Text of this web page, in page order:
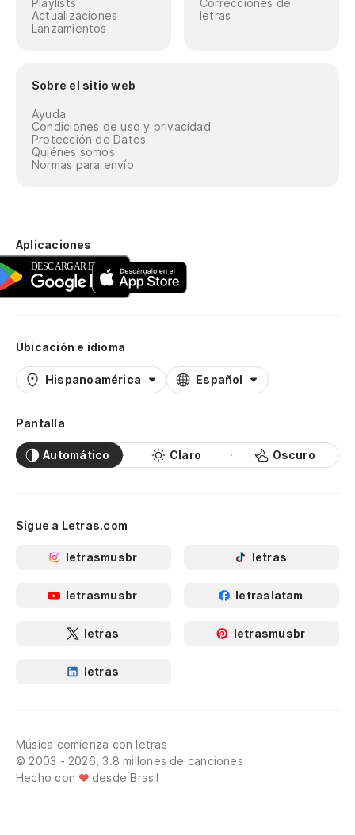
Playlists
Actualizaciones
Lanzamientos
Correcciones de
letras
Sobre el sitio web
Ayuda
Condiciones de uso y privacidad
Protección de Datos
Quiénes somos
Normas para envío
Aplicaciones
Ubicación e idioma
Hispanoamérica Español
Pantalla
Automático Claro Oscuro
Sigue a Letras.com
letrasmusbr letras
letrasmusbr letraslatam
letras letrasmusbr
letras
Música comienza con letras
© 2003 - 2026, 3.8 millones de canciones
Hecho con
desde Brasil